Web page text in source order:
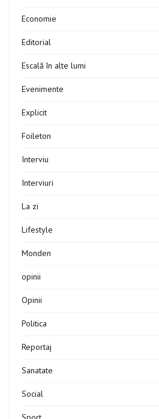
Economie
Editorial
Escală în alte lumi
Evenimente
Explicit
Foileton
Interviu
Interviuri
La zi
Lifestyle
Monden
opinii
Opinii
Politica
Reportaj
Sanatate
Social